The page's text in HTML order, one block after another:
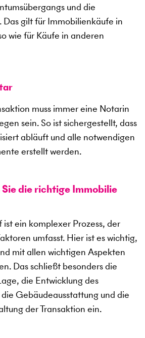
und die
Das gilt für Immobilienkäufe in
wie für Käufe in anderen
muss immer eine Notarin
sein. So ist sichergestellt, dass
abläuft und alle notwendigen
erstellt werden.
die richtige Immobilie
ein komplexer Prozess, der
umfasst. Hier ist es wichtig,
mit allen wichtigen Aspekten
Das schließt besonders die
die Entwicklung des
Gebäudeausstattung und die
der Transaktion ein.